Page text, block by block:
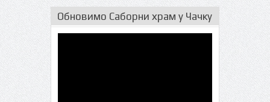
Обновимо Саборни храм у Чачку